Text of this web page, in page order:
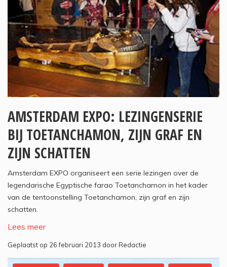
AMSTERDAM EXPO: LEZINGENSERIE
BIJ TOETANCHAMON, ZIJN GRAF EN
ZIJN SCHATTEN
Amsterdam EXPO organiseert een serie lezingen over de
legendarische Egyptische farao Toetanchamon in het kader
van de tentoonstelling Toetanchamon, zijn graf en zijn
schatten.
Lees meer
Geplaatst op 26 februari 2013 door Redactie